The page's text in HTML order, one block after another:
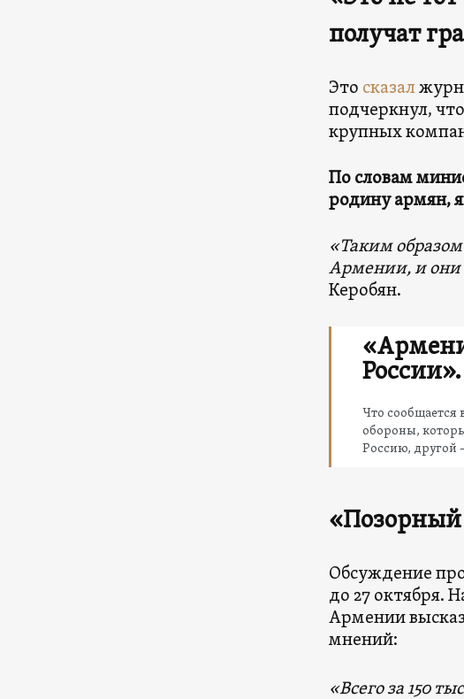
получат
Это сказал
подчеркнул,
крупных
По словам
родину армян,
«Таким
Армении, и они
Керобян.
Что
обороны,
Россию, другой
Обсуждение
до 27 октября.
Армении
мнений:
«Всего за 150